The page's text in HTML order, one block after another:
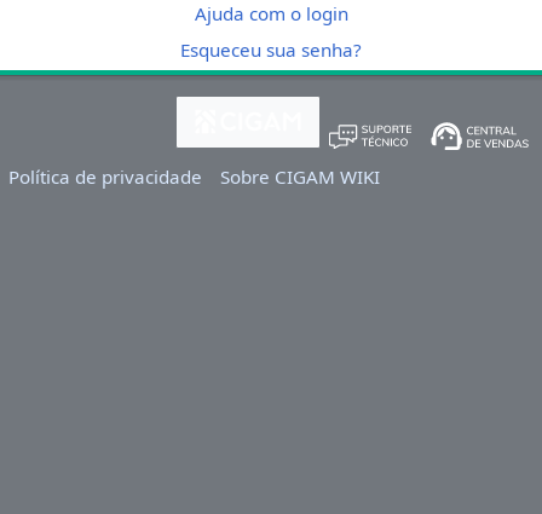
Ajuda com o login
Esqueceu sua senha?
Política de privacidade Sobre CIGAM WIKI